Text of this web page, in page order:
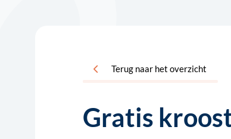
Terug naar het overzicht
Gratis